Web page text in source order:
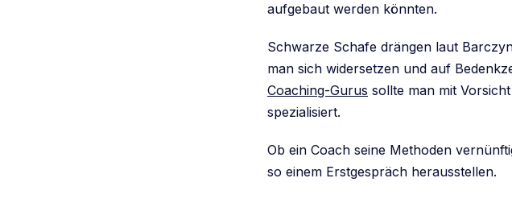
aufgebaut werden könnten.
Schwarze Schafe drängen laut
man sich widersetzen und auf
Coaching-Gurus sollte man mit
spezialisiert.
Ob ein Coach seine Methoden
so einem Erstgespräch herausstellen.